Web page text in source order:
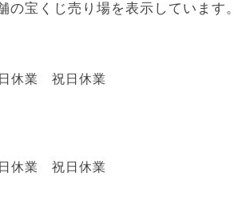
宝くじ売り場を表示しています。
休業 祝日休業
休業 祝日休業